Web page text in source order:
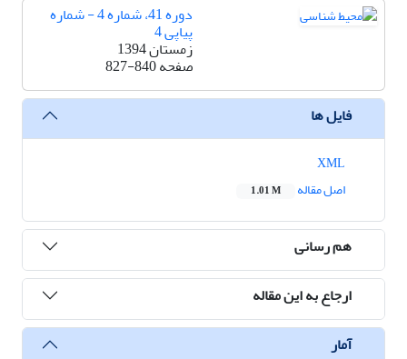
دوره 41، شماره 4 - شماره
پیاپی 4
زمستان 1394
صفحه827-840
فایل ها
اصل مقاله
1.01 M
هم رسانی
ارجاع به این مقاله
آمار